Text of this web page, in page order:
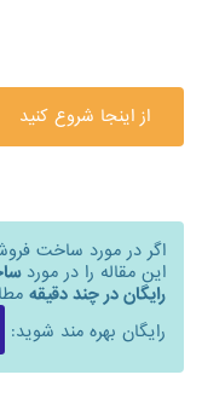
از اینجا شروع کنید
اگر در مورد ساخت
این مقاله را در مورد
رایگان در چند دقیقه
رایگان بهره مند شوید: